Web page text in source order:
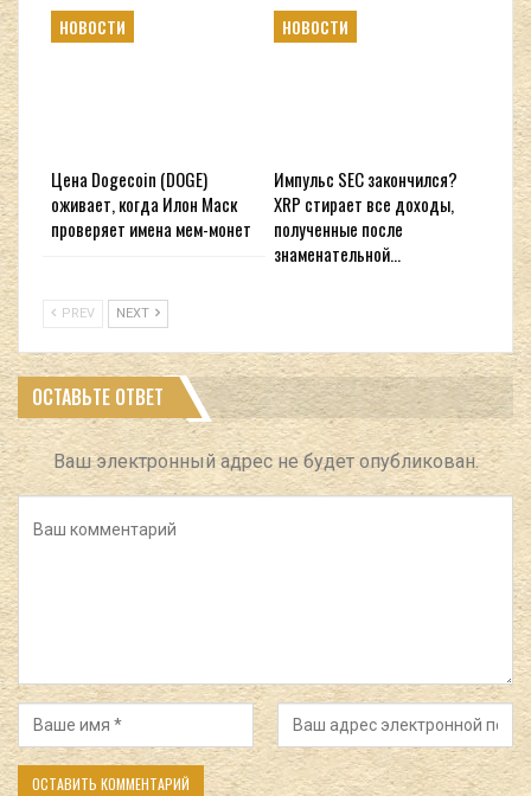
НОВОСТИ
Цена Dogecoin (DOGE)
оживает, когда Илон Маск
проверяет имена мем-монет
НОВОСТИ
Импульс SEC закончился?
XRP стирает все доходы,
полученные после
знаменательной…
PREV NEXT
ОСТАВЬТЕ ОТВЕТ
Ваш электронный адрес не будет опубликован.